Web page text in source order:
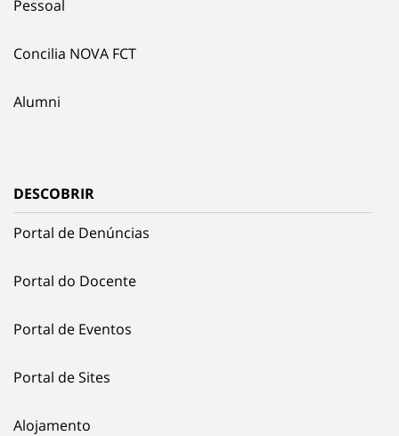
Pessoal
Concilia NOVA FCT
Alumni
DESCOBRIR
Portal de Denúncias
Portal do Docente
Portal de Eventos
Portal de Sites
Alojamento